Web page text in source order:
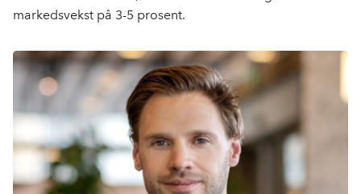
markedsvekst på 3-5 prosent.